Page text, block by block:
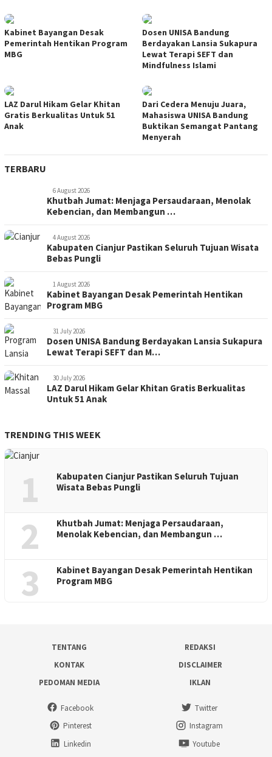
Kabinet Bayangan Desak
Pemerintah Hentikan Program
MBG
Dosen UNISA Bandung
Berdayakan Lansia Sukapura
Lewat Terapi SEFT dan
Mindfulness Islami
LAZ Darul Hikam Gelar Khitan
Gratis Berkualitas Untuk 51
Anak
Dari Cedera Menuju Juara,
Mahasiswa UNISA Bandung
Buktikan Semangat Pantang
Menyerah
TERBARU
6 August 2026
Khutbah Jumat: Menjaga Persaudaraan, Menolak
Kebencian, dan Membangun …
4 August 2026
Kabupaten Cianjur Pastikan Seluruh Tujuan Wisata
Bebas Pungli
1 August 2026
Kabinet Bayangan Desak Pemerintah Hentikan
Program MBG
31 July 2026
Dosen UNISA Bandung Berdayakan Lansia Sukapura
Lewat Terapi SEFT dan M…
30 July 2026
LAZ Darul Hikam Gelar Khitan Gratis Berkualitas
Untuk 51 Anak
TRENDING THIS WEEK
1
Kabupaten Cianjur Pastikan Seluruh Tujuan
Wisata Bebas Pungli
2
Khutbah Jumat: Menjaga Persaudaraan,
Menolak Kebencian, dan Membangun …
3
Kabinet Bayangan Desak Pemerintah Hentikan
Program MBG
TENTANG
REDAKSI
KONTAK
DISCLAIMER
PEDOMAN MEDIA
IKLAN
Facebook
Twitter
Pinterest
Instagram
Linkedin
Youtube